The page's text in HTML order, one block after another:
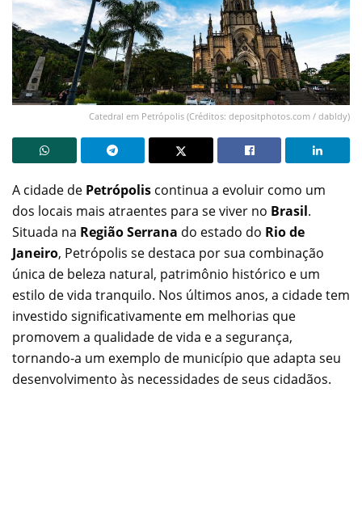
Catedral em Petrópolis (Créditos: depositphotos.com / dabldy)
A cidade de Petrópolis continua a evoluir como um
dos locais mais atraentes para se viver no Brasil.
Situada na Região Serrana do estado do Rio de
Janeiro, Petrópolis se destaca por sua combinação
única de beleza natural, patrimônio histórico e um
estilo de vida tranquilo. Nos últimos anos, a cidade tem
investido significativamente em melhorias que
promovem a qualidade de vida e a segurança,
tornando-a um exemplo de município que adapta seu
desenvolvimento às necessidades de seus cidadãos.